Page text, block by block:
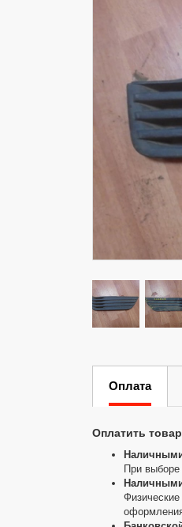
Оплата
Оплатить
При выборе
Наличными